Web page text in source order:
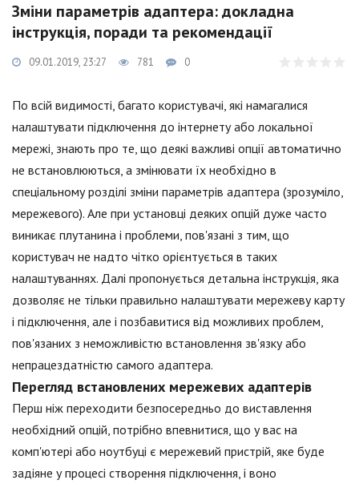
Зміни параметрів адаптера: докладна
інструкція, поради та рекомендації
09.01.2019, 23:27 781 0
По всій видимості, багато користувачі, які намагалися
налаштувати підключення до інтернету або локальної
мережі, знають про те, що деякі важливі опції автоматично
не встановлюються, а змінювати їх необхідно в
спеціальному розділі зміни параметрів адаптера (зрозуміло,
мережевого). Але при установці деяких опцій дуже часто
виникає плутанина і проблеми, пов'язані з тим, що
користувач не надто чітко орієнтується в таких
налаштуваннях. Далі пропонується детальна інструкція, яка
дозволяє не тільки правильно налаштувати мережеву карту
і підключення, але і позбавитися від можливих проблем,
пов'язаних з неможливістю встановлення зв'язку або
непрацездатністю самого адаптера.
Перегляд встановлених мережевих адаптерів
Перш ніж переходити безпосередньо до виставлення
необхідний опцій, потрібно впевнитися, що у вас на
комп'ютері або ноутбуці є мережевий пристрій, яке буде
задіяне у процесі створення підключення, і воно